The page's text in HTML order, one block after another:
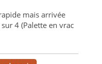
mais arrivée
4 (Palette en vrac